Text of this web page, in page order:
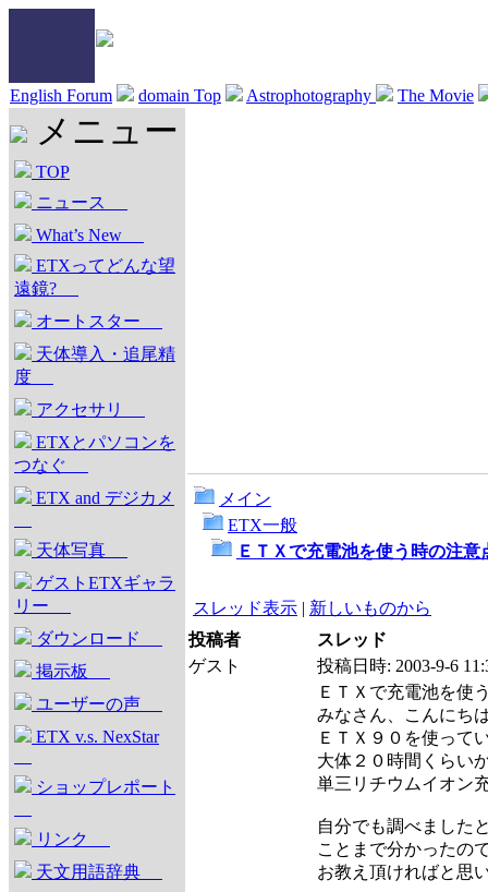
English Forum domain Top Astrophotography The Movie
メニュー
TOP
ニュース
What’s New
ETXってどんな望
遠鏡?
オートスター
天体導入・追尾精
度
アクセサリ
ETXとパソコンを
つなぐ
ETX and デジカメ
天体写真
ゲストETXギャラ
リー
ダウンロード
掲示板
ユーザーの声
ETX v.s. NexStar
ショップレポート
リンク
天文用語辞典
メイン
ETX一般
ＥＴＸで充電池を使う時の注意
スレッド表示 | 新しいものから
投稿者
スレッド
ゲスト
投稿日時: 2003-9-6
ＥＴＸで充電池を使
みなさん、こんにち
ＥＴＸ９０を使って
大体２０時間くらい
単三リチウムイオン
自分でも調べました
ことまで分かったの
お教え頂ければと思